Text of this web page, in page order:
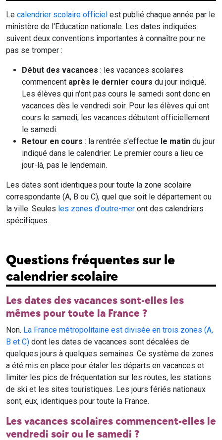
Le calendrier scolaire officiel est publié chaque année par le
ministère de l'Education nationale. Les dates indiquées
suivent deux conventions importantes à connaître pour ne
pas se tromper :
Début des vacances : les vacances scolaires
commencent après le dernier cours du jour indiqué.
Les élèves qui n'ont pas cours le samedi sont donc en
vacances dès le vendredi soir. Pour les élèves qui ont
cours le samedi, les vacances débutent officiellement
le samedi.
Retour en cours : la rentrée s'effectue le matin du jour
indiqué dans le calendrier. Le premier cours a lieu ce
jour-là, pas le lendemain.
Les dates sont identiques pour toute la zone scolaire
correspondante (A, B ou C), quel que soit le département ou
la ville. Seules les zones d'outre-mer ont des calendriers
spécifiques.
Questions fréquentes sur le
calendrier scolaire
Les dates des vacances sont-elles les
mêmes pour toute la France ?
Non. La France métropolitaine est divisée en trois zones (A,
B et C) dont les dates de vacances sont décalées de
quelques jours à quelques semaines. Ce système de zones
a été mis en place pour étaler les départs en vacances et
limiter les pics de fréquentation sur les routes, les stations
de ski et les sites touristiques. Les jours fériés nationaux
sont, eux, identiques pour toute la France.
Les vacances scolaires commencent-elles le
vendredi soir ou le samedi ?